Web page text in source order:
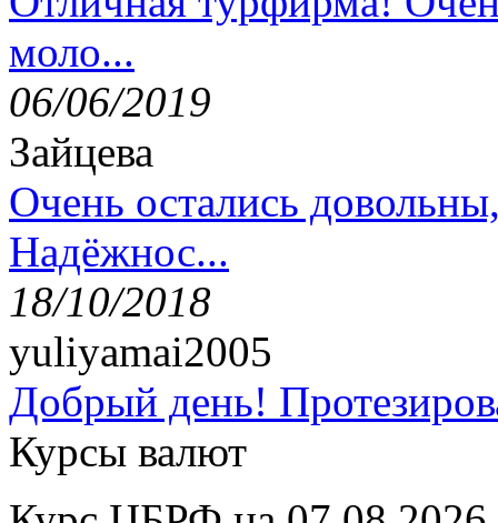
моло...
06/06/2019
Зайцева
Очень остались
Надёжнос...
18/10/2018
yuliyamai2005
Добрый день!
Курсы валют